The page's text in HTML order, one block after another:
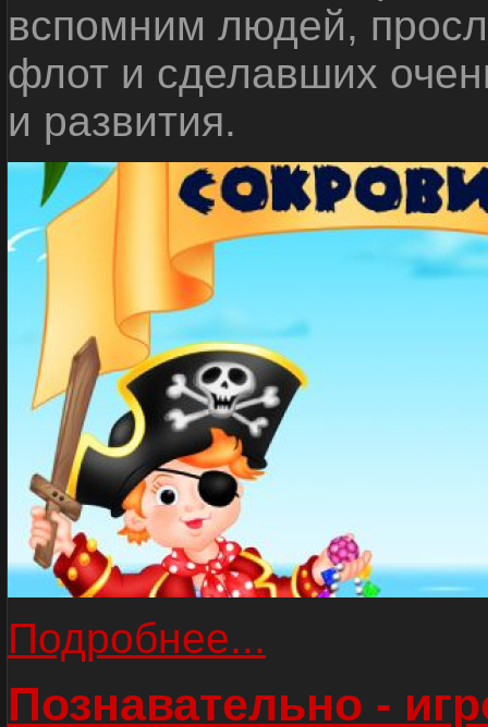
вспомним людей,
флот и сделавших
и развития.
Подробнее...
Познавательно -